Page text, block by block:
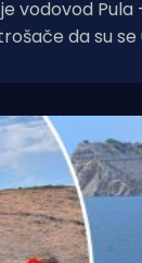
vodovod Pula
da su